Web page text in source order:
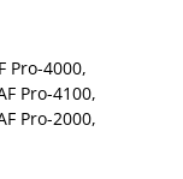
Pro-4000,
Pro-4100,
Pro-2000,